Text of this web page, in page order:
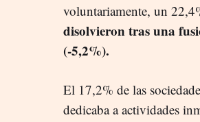
voluntariamente, un
disolvieron tras una
(-5,2%).
El 17,2% de las
dedicaba a actividades